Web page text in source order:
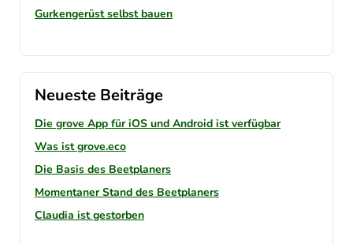
Gurkengerüst selbst bauen
Neueste Beiträge
Die grove App für iOS und Android ist verfügbar
Was ist grove.eco
Die Basis des Beetplaners
Momentaner Stand des Beetplaners
Claudia ist gestorben